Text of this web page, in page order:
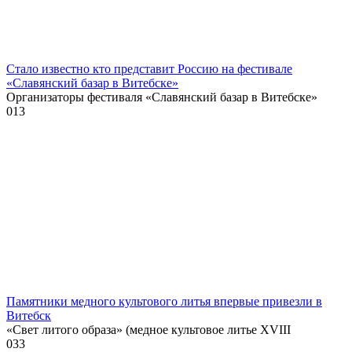
Стало известно кто представит Россию на фестивале
«Славянский базар в Витебске»
Организаторы фестиваля «Славянский базар в Витебске»
013
Памятники медного культового литья впервые привезли в
Витебск
«Свет литого образа» (медное культовое литье XVIII
033